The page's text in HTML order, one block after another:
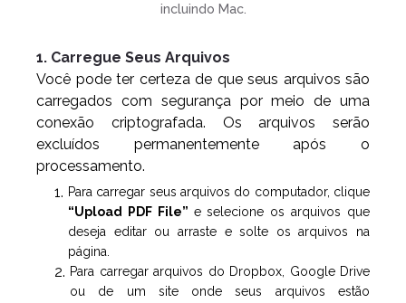
incluindo Mac.
1. Carregue Seus Arquivos
Você pode ter certeza de que seus arquivos são
carregados com segurança por meio de uma
conexão criptografada. Os arquivos serão
excluídos permanentemente após o
processamento.
Para carregar seus arquivos do computador, clique
“Upload PDF File” e selecione os arquivos que
deseja editar ou arraste e solte os arquivos na
página.
Para carregar arquivos do Dropbox, Google Drive
ou de um site onde seus arquivos estão